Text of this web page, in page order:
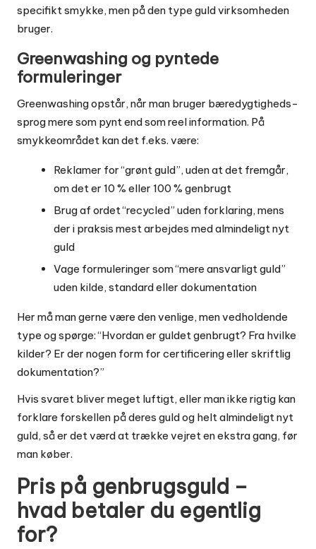
specifikt smykke, men på den type guld virksomheden
bruger.
Greenwashing og pyntede
formuleringer
Greenwashing opstår, når man bruger bæredygtigheds-
sprog mere som pynt end som reel information. På
smykkeområdet kan det f.eks. være:
Reklamer for “grønt guld”, uden at det fremgår,
om det er 10 % eller 100 % genbrugt
Brug af ordet “recycled” uden forklaring, mens
der i praksis mest arbejdes med almindeligt nyt
guld
Vage formuleringer som “mere ansvarligt guld”
uden kilde, standard eller dokumentation
Her må man gerne være den venlige, men vedholdende
type og spørge: “Hvordan er guldet genbrugt? Fra hvilke
kilder? Er der nogen form for certificering eller skriftlig
dokumentation?”
Hvis svaret bliver meget luftigt, eller man ikke rigtig kan
forklare forskellen på deres guld og helt almindeligt nyt
guld, så er det værd at trække vejret en ekstra gang, før
man køber.
Pris på genbrugsguld –
hvad betaler du egentlig
for?